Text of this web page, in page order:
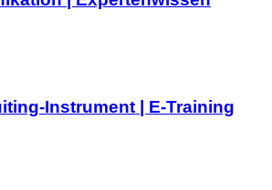
Instrument | E-Training